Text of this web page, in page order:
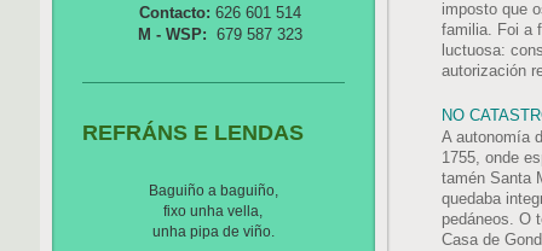
imposto que
familia. Foi a
luctuosa:
autorización
NO
A autonomía
1755, onde
tamén Santa
quedaba
pedáneos. O
Casa de
Contacto: 626 601 514
M - WSP:
679 587 323
REFRÁNS E LENDAS
Baguiño a baguiño,
fixo unha vella,
unha pipa de viño.